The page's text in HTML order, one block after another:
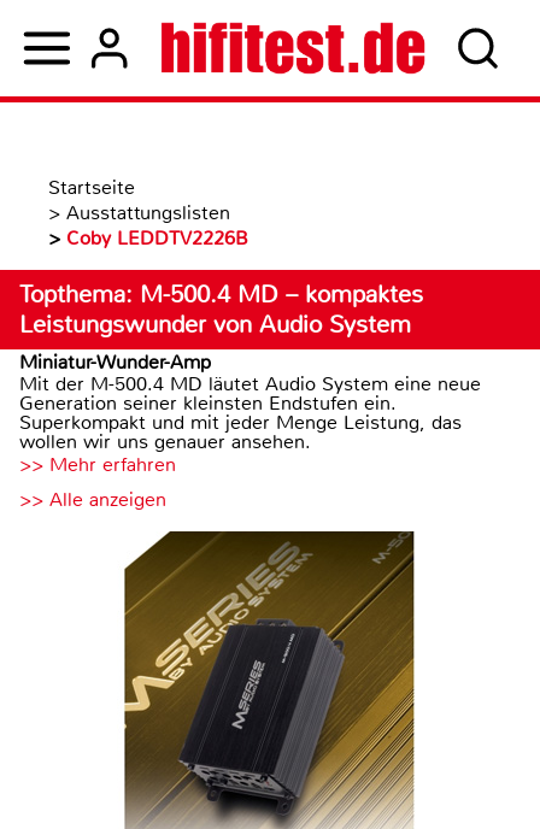
Startseite
> Ausstattungslisten
> Coby LEDDTV2226B
Topthema: M-500.4 MD – kompaktes
Leistungswunder von Audio System
Miniatur-Wunder-Amp
Mit der M-500.4 MD läutet Audio System eine neue
Generation seiner kleinsten Endstufen ein.
Superkompakt und mit jeder Menge Leistung, das
wollen wir uns genauer ansehen.
>> Mehr erfahren
>> Alle anzeigen